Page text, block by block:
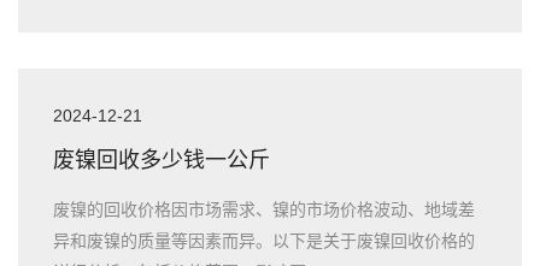
2024-12-21
废镍回收多少钱一公斤
废镍的回收价格因市场需求、镍的市场价格波动、地域差
异和废镍的质量等因素而异。以下是关于废镍回收价格的